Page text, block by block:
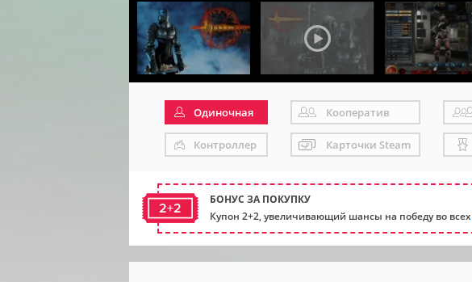
Одиночная Кооператив
Контроллер Карточки Steam
2+2
БОНУС ЗА ПОКУПКУ
Купон 2+2, увеличивающий шансы на победу во всех